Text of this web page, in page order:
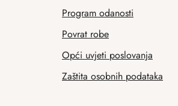
Program odanosti
Povrat robe
Opći uvjeti poslovanja
Zaštita osobnih podataka